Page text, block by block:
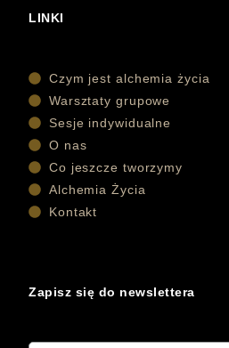
LINKI
Czym jest alchemia życia
Warsztaty grupowe
Sesje indywidualne
O nas
Co jeszcze tworzymy
Alchemia Życia
Kontakt
Zapisz się do newslettera